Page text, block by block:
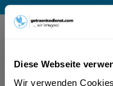
Diese Webseite
Wir verwenden
Mo
Menü